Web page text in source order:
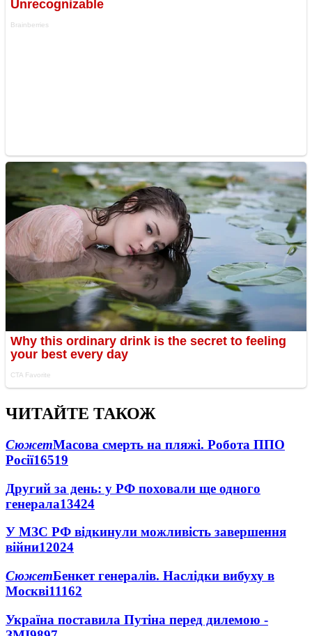
ЧИТАЙТЕ ТАКОЖ
СюжетМасова смерть на пляжі. Робота ППО
Росії16519
Другий за день: у РФ поховали ще одного
генерала13424
У МЗС РФ відкинули можливість завершення
війни12024
СюжетБенкет генералів. Наслідки вибуху в
Москві11162
Україна поставила Путіна перед дилемою -